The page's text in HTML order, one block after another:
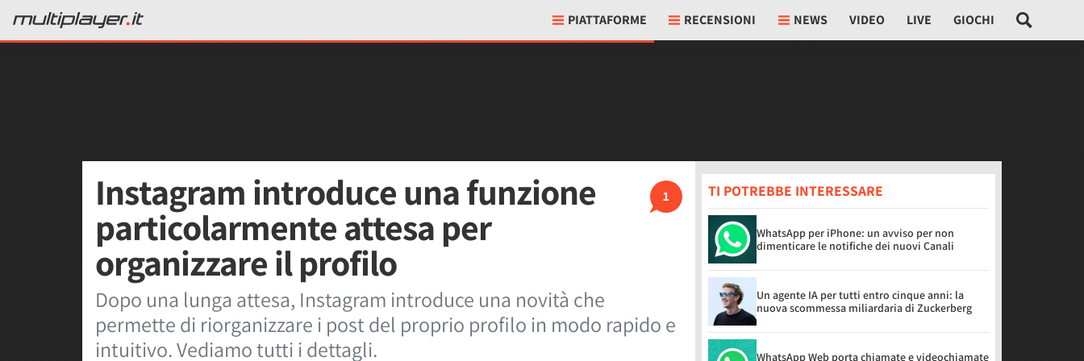
PIATTAFORME RECENSIONI NEWS VIDEO LIVE GIOCHI
1
Instagram introduce una funzione
particolarmente attesa per
organizzare il profilo
Dopo una lunga attesa, Instagram introduce una novità che
permette di riorganizzare i post del proprio profilo in modo rapido e
intuitivo. Vediamo tutti i dettagli.
TI POTREBBE INTERESSARE
WhatsApp per iPhone: un avviso per non
dimenticare le notifiche dei nuovi Canali
Un agente IA per tutti entro cinque anni: la
nuova scommessa miliardaria di Zuckerberg
WhatsApp Web porta chiamate e videochiamate